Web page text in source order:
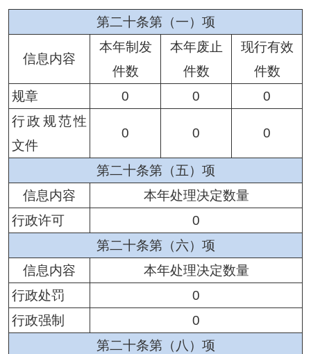
第二十条第（一）项
信息内容
本年制发
件数
本年废止
件数
现行有效
件数
规章
0 0
0
行政规范性
文件
0 0 0
第二十条第（五）项
信息内容
本年处理决定数量
行政许可
0
第二十条第（六）项
信息内容
本年处理决定数量
行政处罚
0
行政强制
0
第二十条第（八）项